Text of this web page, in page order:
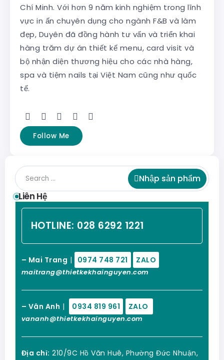
Chí Minh. Với hơn 9 năm kinh nghiệm trong lĩnh
vực in ấn chuyên dụng cho ngành F&B và làm
đẹp, Duyên đã đồng hành tư vấn và triển khai
hàng trăm dự án thiết kế menu, card visit và
bộ nhận diện thương hiệu cho các nhà hàng,
spa và tiệm nails tại Việt Nam cũng như quốc
tế.
Follow Me
Nhập sản phẩm
Liên Hệ
HOTLINE: 028 6292 1221
– Mai Trang | 0974 748 721 ZALO
maitrang@thietkekhainguyen.com
– Vân Anh | 0934 819 961 ZALO
vananh@thietkekhainguyen.com
Địa chỉ: 210/9C Hồ Văn Huê, Phường Đức Nhuận,